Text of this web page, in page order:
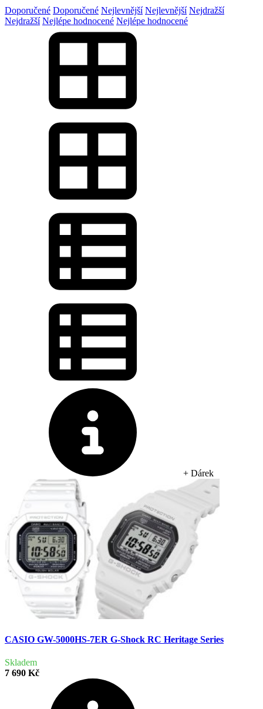
Doporučené Doporučené Nejlevnější Nejlevnější Nejdražší
Nejdražší Nejlépe hodnocené Nejlépe hodnocené
+ Dárek
CASIO GW-5000HS-7ER G-Shock RC Heritage Series
Skladem
7 690 Kč